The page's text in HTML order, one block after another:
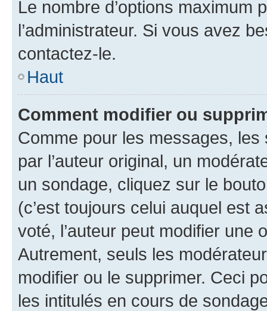
Le nombre d’options maximum
l’administrateur. Si vous avez
contactez-le.
Haut
Comment modifier ou
Comme pour les messages,
par l’auteur original, un
un sondage, cliquez sur le
(c’est toujours celui auquel est
voté, l’auteur peut modifier une
Autrement, seuls les
modifier ou le supprimer. Ceci
les intitulés en cours de